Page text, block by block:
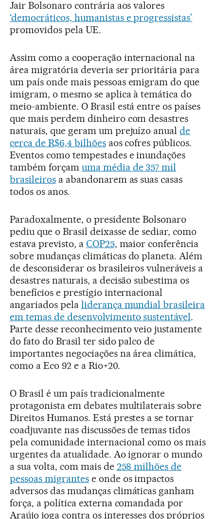
Jair Bolsonaro contrária aos valores
‘democráticos, humanistas e progressistas’
promovidos pela UE.
Assim como a cooperação internacional na
área migratória deveria ser prioritária para
um país onde mais pessoas emigram do que
imigram, o mesmo se aplica à temática do
meio-ambiente. O Brasil está entre os países
que mais perdem dinheiro com desastres
naturais, que geram um prejuízo anualde
cerca de R$6,4 bilhõesaos cofres públicos.
Eventos como tempestades e inundações
também forçam uma média de 357 mil
brasileirosa abandonarem as suas casas
todos os anos.
Paradoxalmente, o presidente Bolsonaro
pediu que o Brasil deixasse de sediar, como
estava previsto, a COP25, maior conferência
sobre mudanças climáticas do planeta. Além
de desconsiderar os brasileiros vulneráveis a
desastres naturais, a decisão subestima os
benefícios e prestígio internacional
angariados pela liderança mundial brasileira
em temas de desenvolvimento sustentável.
Parte desse reconhecimento veio justamente
do fato do Brasil ter sido palco de
importantes negociações na área climática,
como a Eco 92 e a Rio+20.
O Brasil é um país tradicionalmente
protagonista em debates multilaterais sobre
Direitos Humanos. Está prestes a se tornar
coadjuvante nas discussões de temas tidos
pela comunidade internacional como os mais
urgentes da atualidade. Ao ignorar o mundo
a sua volta, com mais de 258 milhões de
pessoas migrantese onde os impactos
adversos das mudanças climáticas ganham
força, a política externa comandada por
Araújo joga contra os interesses dos próprios